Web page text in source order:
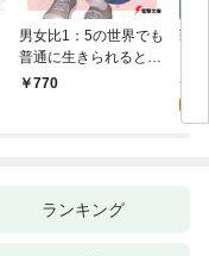
男女比1：5の世界でも
普通に生きられると思
った？ ～激重感情な
770
戦
活
特
ランキング